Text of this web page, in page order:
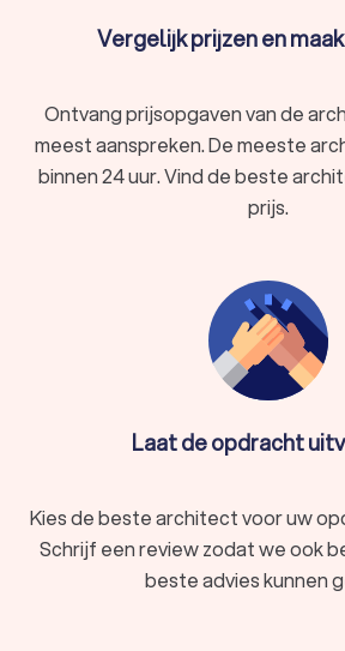
Vergelijk prijzen en
Ontvang prijsopgaven van de
meest aanspreken. De meeste
binnen 24 uur. Vind de beste
prijs.
Laat de opdracht
Kies de beste architect voor uw
Schrijf een review zodat we ook
beste advies kunnen